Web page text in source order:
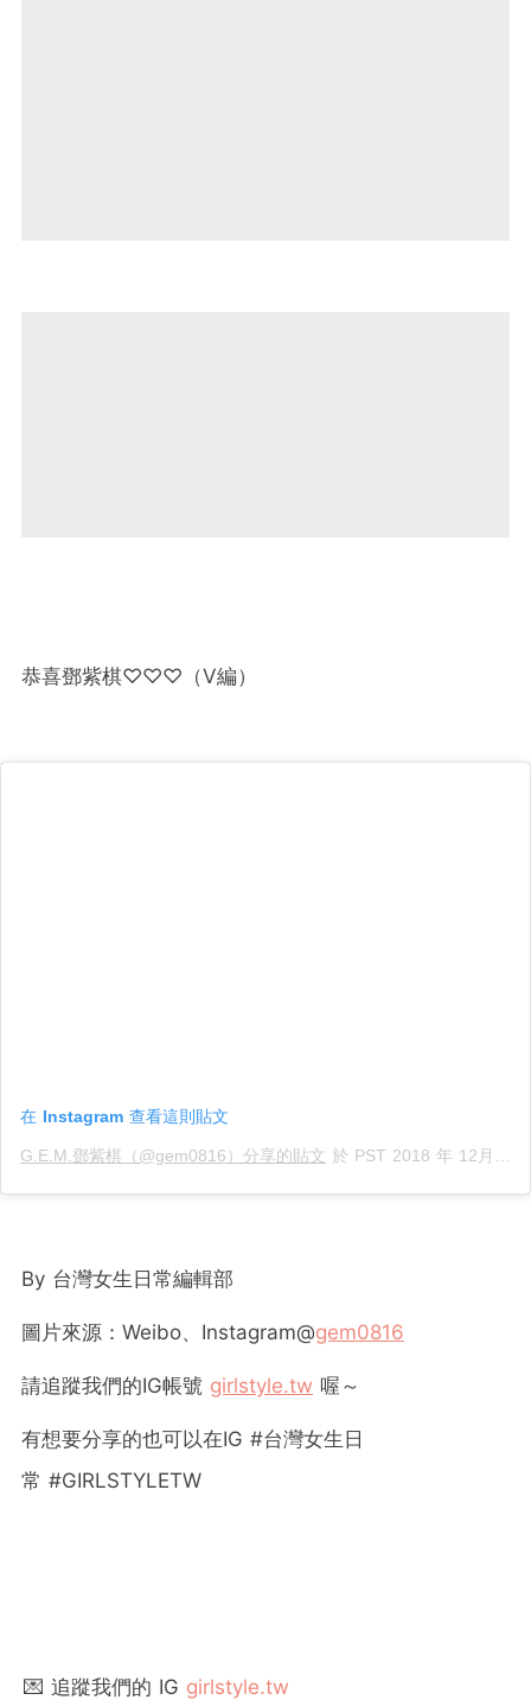
恭喜鄧紫棋♡♡♡（V編）
在 Instagram 查看這則貼文
G.E.M.鄧紫棋（@gem0816）分享的貼文 於 PST 2018 年 12月 月 31 日 上午 7:15
By 台灣女生日常編輯部
圖片來源：Weibo、Instagram@gem0816
請追蹤我們的IG帳號 girlstyle.tw 喔～
有想要分享的也可以在IG #台灣女生日
常 #GIRLSTYLETW
💌 追蹤我們的 IG girlstyle.tw